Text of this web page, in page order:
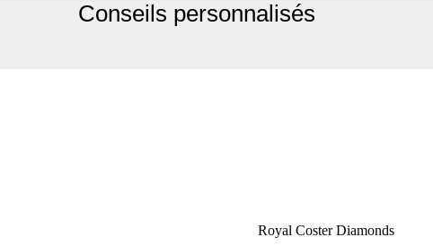
Conseils personnalisés
Royal Coster Diamonds